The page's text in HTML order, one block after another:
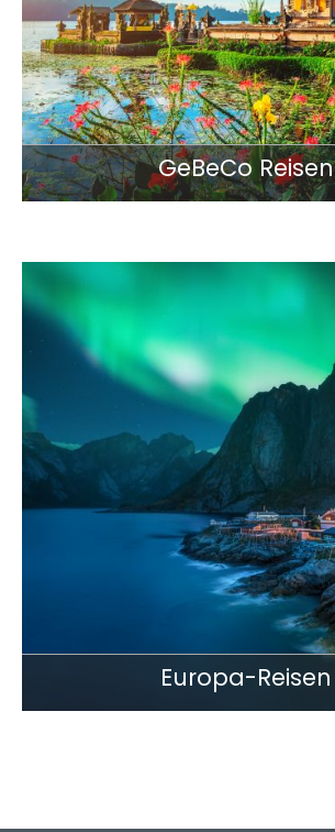
GeBeCo Reisen
Europa-Reisen